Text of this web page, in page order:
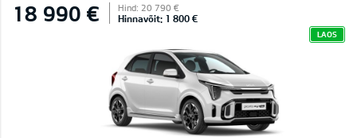
18 990 € Hind: 20 790 €
Hinnavõit: 1 800 €
LAOS